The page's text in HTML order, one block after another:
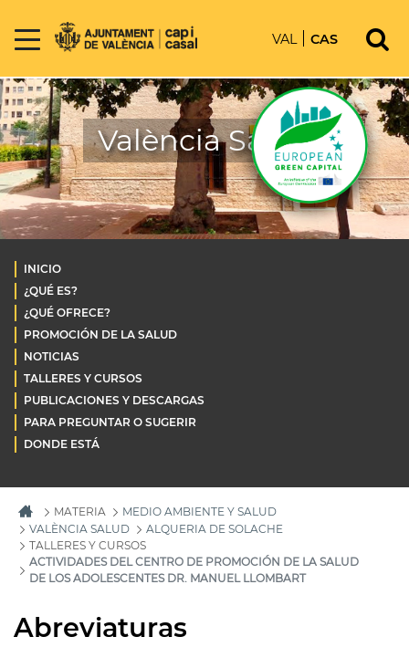
VAL CAS
València Salud
INICIO
¿QUÉ ES?
¿QUÉ OFRECE?
PROMOCIÓN DE LA SALUD
NOTICIAS
TALLERES Y CURSOS
PUBLICACIONES Y DESCARGAS
PARA PREGUNTAR O SUGERIR
DONDE ESTÁ
MATERIA
MEDIO AMBIENTE Y SALUD
VALÈNCIA SALUD
ALQUERIA DE SOLACHE
TALLERES Y CURSOS
ACTIVIDADES DEL CENTRO DE PROMOCIÓN DE LA SALUD
DE LOS ADOLESCENTES DR. MANUEL LLOMBART
Abreviaturas